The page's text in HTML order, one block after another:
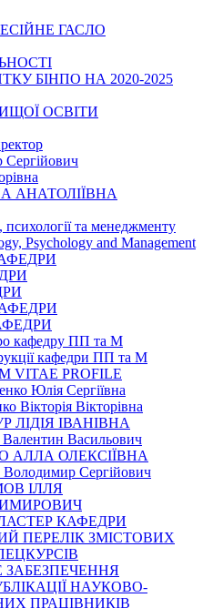
ГАСЛО
БІНПО НА 2020-2025
ОСВІТИ
АНАТОЛІЇВНА
психології та менеджменту
Psychology and Management
кафедру ПП та М
кафедри ПП та М
VITAE PROFILE
Юлія Сергіївна
Вікторія Вікторівна
ЛІДІЯ ІВАНІВНА
Валентин Васильович
АЛЛА ОЛЕКСІЇВНА
Володимир Сергійович
ІЛЛЯ
КАФЕДРИ
ПЕРЕЛІК ЗМІСТОВИХ
НАУКОВО-
ПРАЦІВНИКІВ